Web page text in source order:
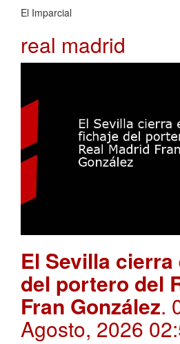
El Imparcial
real madrid
El Sevilla
del portero del
Fran González.
Agosto, 2026